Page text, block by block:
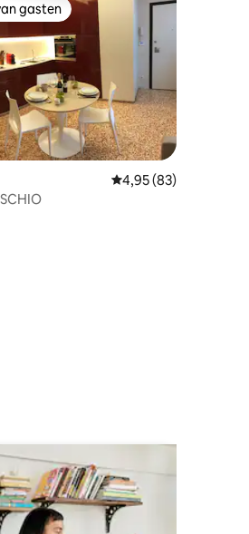
4,67 op 5, 3 recensies
gasten
gasten
Gemiddelde
4,95 (83)